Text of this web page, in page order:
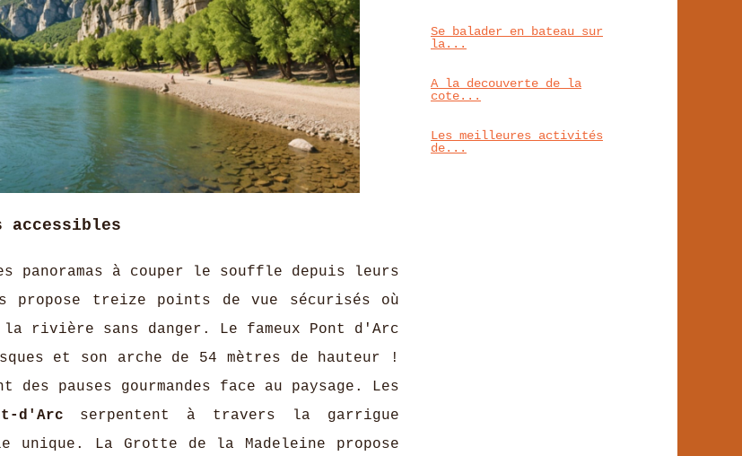
accessibles
panoramas à couper le souffle depuis leurs
propose treize points de vue sécurisés où
la rivière sans danger. Le fameux Pont d'Arc
et son arche de 54 mètres de hauteur !
des pauses gourmandes face au paysage. Les
d'Arc serpentent à travers la garrigue
unique. La Grotte de la Madeleine propose
Se balader en bateau sur
la...
A la decouverte de la
cote...
Les meilleures activités
de...